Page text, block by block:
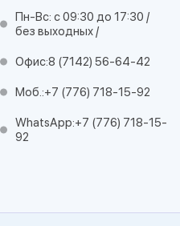
Пн-Вс: с 09:30 до 17:30 /
без выходных /
Офис:8 (7142) 56-64-42
Моб.:+7 (776) 718-15-92
WhatsApp:+7 (776) 718-15-
92